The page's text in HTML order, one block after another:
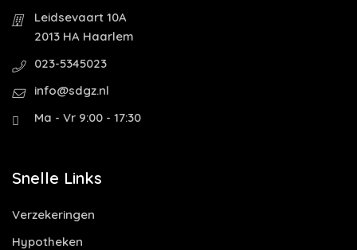
Leidsevaart 10A
2013 HA Haarlem
023-5345023
info@sdgz.nl
Ma - Vr 9:00 - 17:30
Snelle Links
Verzekeringen
Hypotheken